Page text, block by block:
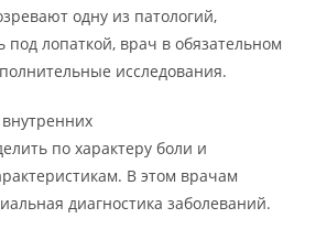
одну из патологий,
лопаткой, врач в обязательном
исследования.
по характеру боли и
В этом врачам
диагностика заболеваний.